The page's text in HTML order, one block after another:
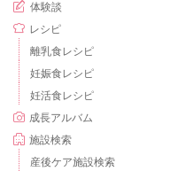
体験談
レシピ
離乳食レシピ
妊娠食レシピ
妊活食レシピ
成長アルバム
施設検索
産後ケア施設検索